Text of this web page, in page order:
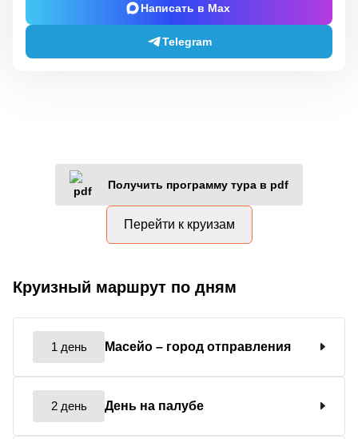
Написать в Max
Telegram
Получить программу тура в pdf
Перейти к круизам
Круизный маршрут по дням
1 день Масейо – город отправления
2 день День на палубе